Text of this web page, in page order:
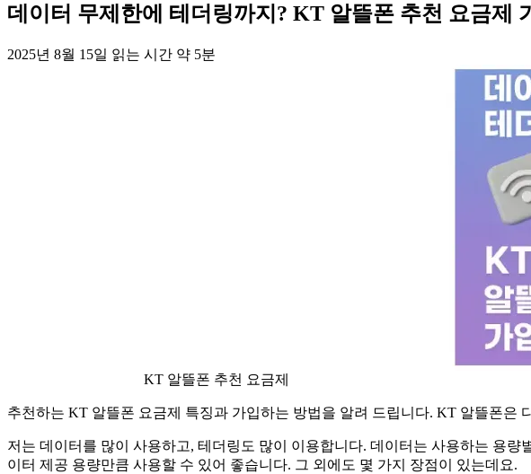
데이터 무제한에 테더링까지? KT 알뜰폰 추천 요금제
2025년 8월 15일 읽는 시간 약 5분
KT 알뜰폰 추천 요금제
추천하는 KT 알뜰폰 요금제 특징과 가입하는 방법을 알려 드립니다. KT 알뜰폰은
저는 데이터를 많이 사용하고, 테더링도 많이 이용합니다. 데이터는 사용하는 용
이터 제공 용량만큼 사용할 수 있어 좋습니다. 그 외에도 몇 가지 장점이 있는데요.